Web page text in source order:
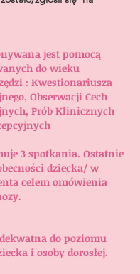
jest pomocą
do wieku
: Kwestionariusza
Obserwacji Cech
Prób Klinicznych
3 spotkania. Ostatnie
dziecka/ w
celem omówienia
do poziomu
i osoby dorosłej.